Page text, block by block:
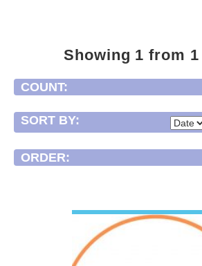
Showing 1 from
COUNT:
SORT BY:
ORDER: